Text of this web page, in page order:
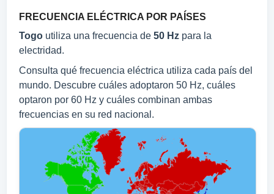
FRECUENCIA ELÉCTRICA POR PAÍSES
Togo utiliza una frecuencia de 50 Hz para la
electridad.
Consulta qué frecuencia eléctrica utiliza cada país del
mundo. Descubre cuáles adoptaron 50 Hz, cuáles
optaron por 60 Hz y cuáles combinan ambas
frecuencias en su red nacional.